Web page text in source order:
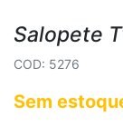
Salopete
COD: 5276
Sem